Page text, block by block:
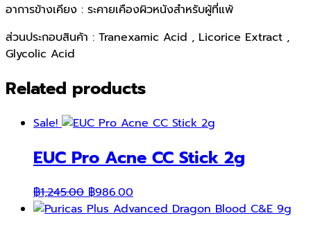
อาการข้างเคียง : ระคายเคืองผิวหนังสำหรับผู้ที่แพ้
ส่วนประกอบสินค้า : Tranexamic Acid , Licorice Extract ,
Glycolic Acid
Related products
Sale!
EUC Pro Acne CC Stick 2g
฿1,245.00 Original
price
฿986.00
price